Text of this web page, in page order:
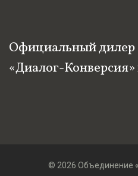
Официальный
«Диалог-Конверсия»
© 2026 Объединение